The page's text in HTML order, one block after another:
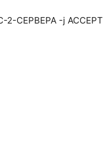
2-СЕРВЕРА -j ACCEPT